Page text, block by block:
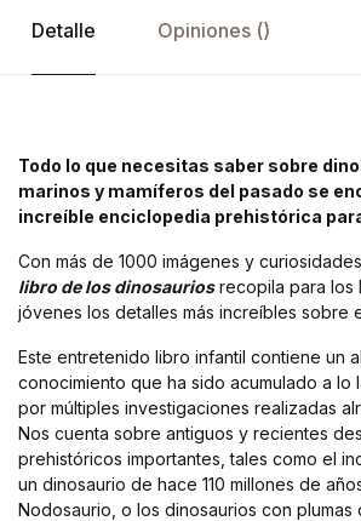
Detalle Opiniones ()
Todo lo que necesitas saber sobre
marinos y mamíferos del pasado se
increíble enciclopedia prehistórica
Con más de 1000 imágenes y
libro de los dinosauriosrecopila para los
jóvenes los detalles más increíbles sobre
Este entretenido libro infantil contiene un
conocimiento que ha sido acumulado a lo
por múltiples investigaciones realizadas
Nos cuenta sobre antiguos y recientes
prehistóricos importantes, tales como el
un dinosaurio de hace 110 millones de
Nodosaurio, o los dinosaurios con plumas